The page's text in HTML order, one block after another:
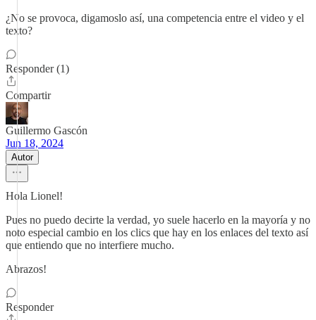
¿No se provoca, digamoslo así, una competencia entre el video y el
texto?
Responder (1)
Compartir
Guillermo Gascón
Jun 18, 2024
Autor
Hola Lionel!
Pues no puedo decirte la verdad, yo suele hacerlo en la mayoría y no
noto especial cambio en los clics que hay en los enlaces del texto así
que entiendo que no interfiere mucho.
Abrazos!
Responder